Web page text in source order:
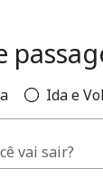
Ida e